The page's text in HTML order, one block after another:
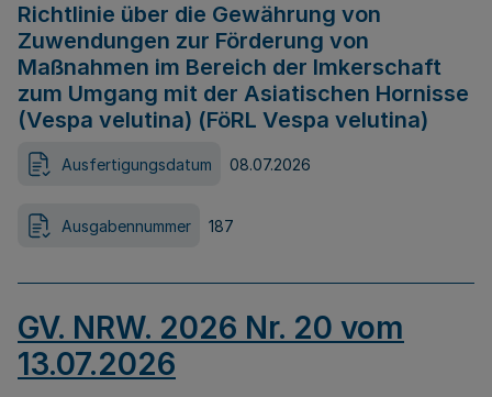
Richtlinie über die Gewährung von
Zuwendungen zur Förderung von
Maßnahmen im Bereich der Imkerschaft
zum Umgang mit der Asiatischen Hornisse
(Vespa velutina) (FöRL Vespa velutina)
Ausfertigungsdatum 08.07.2026
Ausgabennummer 187
GV. NRW. 2026 Nr. 20 vom
13.07.2026